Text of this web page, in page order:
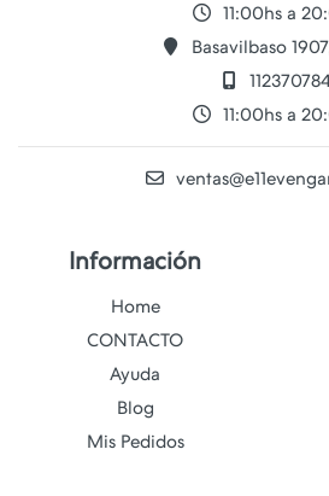
11:00hs a
Basavilbaso
11:00hs a
Información
Home
CONTACTO
Ayuda
Blog
Mis Pedidos